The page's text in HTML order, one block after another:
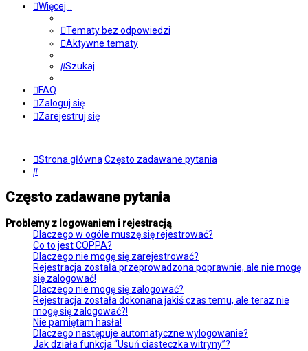
Więcej…
Tematy bez odpowiedzi
Aktywne tematy
Szukaj
FAQ
Zaloguj się
Zarejestruj się
Strona główna Często zadawane pytania
Szukaj
Często zadawane pytania
Problemy z logowaniem i rejestracją
Dlaczego w ogóle muszę się rejestrować?
Co to jest COPPA?
Dlaczego nie mogę się zarejestrować?
Rejestracja została przeprowadzona poprawnie, ale nie mogę
się zalogować!
Dlaczego nie mogę się zalogować?
Rejestracja została dokonana jakiś czas temu, ale teraz nie
mogę się zalogować?!
Nie pamiętam hasła!
Dlaczego następuje automatyczne wylogowanie?
Jak działa funkcja “Usuń ciasteczka witryny”?